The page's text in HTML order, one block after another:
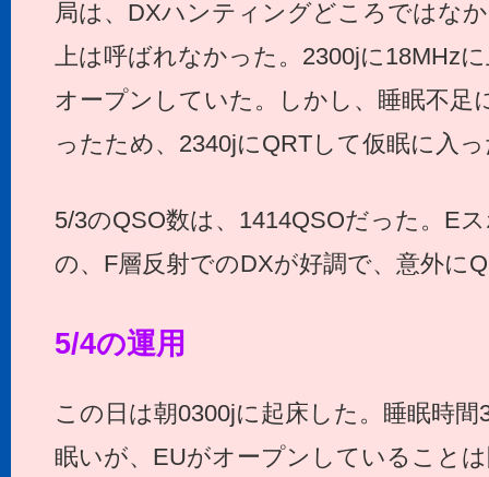
局は、DXハンティングどころではな
上は呼ばれなかった。2300jに18MHz
オープンしていた。しかし、睡眠不足
ったため、2340jにQRTして仮眠に入
5/3のQSO数は、1414QSOだった。E
の、F層反射でのDXが好調で、意外に
5/4の運用
この日は朝0300jに起床した。睡眠時
眠いが、EUがオープンしていること